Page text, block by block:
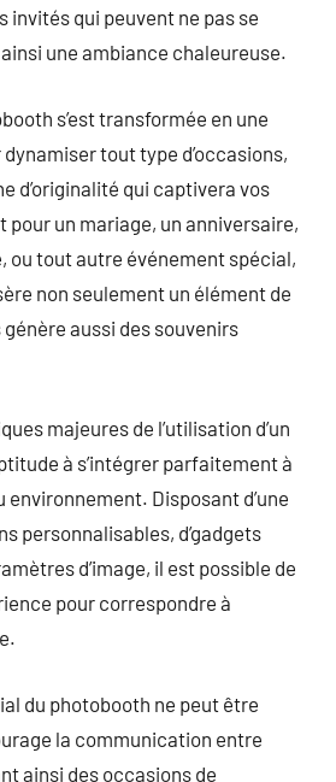
invités qui peuvent ne pas se
une ambiance chaleureuse.
s’est transformée en une
tout type d’occasions,
d’originalité qui captivera vos
pour un mariage, un anniversaire,
ou tout autre événement spécial,
non seulement un élément de
aussi des souvenirs
majeures de l’utilisation d’un
à s’intégrer parfaitement à
environnement. Disposant d’une
personnalisables, d’gadgets
d’image, il est possible de
pour correspondre à
du photobooth ne peut être
la communication entre
ainsi des occasions de